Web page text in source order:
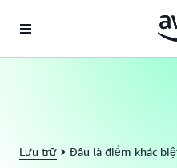
Lưu trữ Đâu là điểm khác